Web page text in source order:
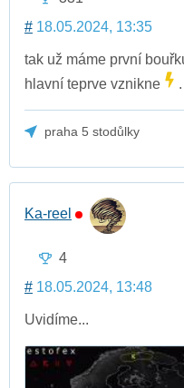
# 18.05.2024, 13:35
tak už máme první
hlavní teprve vznikne
.
praha 5 stodůlky
Ka-reel
4
# 18.05.2024, 13:48
Uvidíme...